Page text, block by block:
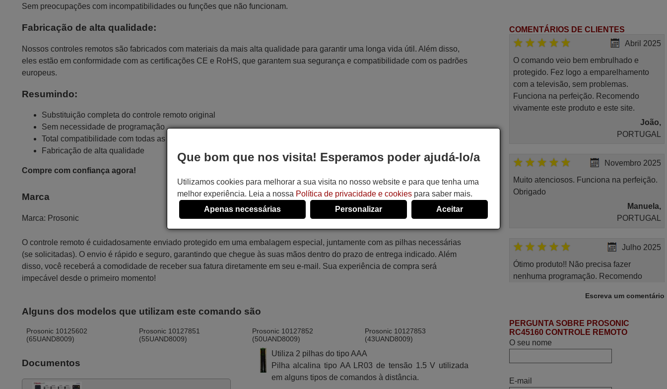
Sem preocupações com incompatibilidades ou funções que não funcionam.
Fabricação de alta qualidade:
Nossos controles remotos são fabricados com materiais da mais alta qualidade para garantir uma longa vida útil. Além disso,
eles estão em conformidade com as certificações CE e RoHS, que garantem sua segurança e compatibilidade com os padrões
europeus.
Resumindo:
Substituição completa do controle remoto original
Sem necessidade de programação
Total compatibilidade com todas as funções
Fabricação de alta qualidade
Compre com confiança agora!
Marca
Marca: Prosonic
O controle remoto é cuidadosamente enviado protegido em uma embalagem especial, juntamente com as pilhas necessárias
(se solicitadas). O envio é rápido e seguro, garantindo que chegue às suas mãos dentro do prazo de entrega indicado. Além
disso, você receberá a comodidade de receber sua fatura diretamente em seu e-mail. Sua experiência de compra será
impecável desde o primeiro momento!
Alguns dos modelos que utilizam este comando são
Prosonic 10125602
(65UAND8009)
Prosonic 10127851
(55UAND8009)
Prosonic 10127852
(50UAND8009)
Prosonic 10127853
(43UAND8009)
Documentos
Utiliza 2 pilhas do tipo AAA
Pilha alcalina tipo AA LR03 de tensão 1.5 V utilizada
em alguns tipos de comandos à distância.
COMENTÁRIOS DE CLIENTES
Abril 2025
O comando veio bem embrulhado e
protegido. Fez logo a emparelhamento
com a televisão, sem problemas.
Funciona na perfeição. Recomendo
vivamente este produto e este site.
João,
PORTUGAL
Novembro 2025
Muito atenciosos. Funciona na perfeição.
Obrigado
Manuela,
PORTUGAL
Julho 2025
Ótimo produto!! Não precisa fazer
nenhuma programação. Recomendo
obrigada!..
Escreva um comentário
PERGUNTA SOBRE PROSONIC
RC45160 CONTROLE REMOTO
O seu nome
E-mail
Que bom que nos visita! Esperamos poder ajudá-lo/a
Utilizamos cookies para melhorar a sua visita no nosso website e para que tenha uma
melhor experiência. Leia a nossa Política de privacidade e cookies para saber mais.
Apenas necessárias
Personalizar Aceitar